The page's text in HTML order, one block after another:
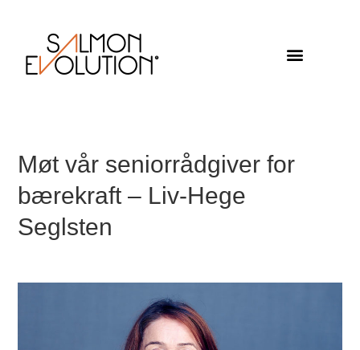
Møt vår seniorrådgiver for
bærekraft – Liv-Hege
Seglsten